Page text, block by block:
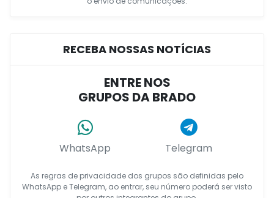
RECEBA NOSSAS NOTÍCIAS
ENTRE NOS
GRUPOS DA BRADO
WhatsApp Telegram
As regras de privacidade dos grupos são definidas pelo
WhatsApp e Telegram, ao entrar, seu número poderá ser visto